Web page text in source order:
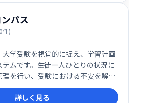
パス
件)
学受験を視覚的に捉え、学習計画
ムです。生徒一人ひとりの状況に
を行い、受験における不安を解消
をサポートし、効率的な学習を実現
詳しく見る